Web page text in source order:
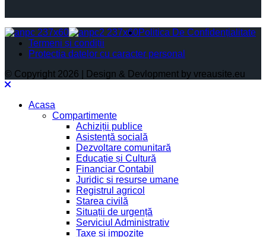
Politica De Confidențialitate
Termeni și condiții
Protectia datelor cu caracter personal
© Copyright 2026 | Design & Devlopment by vreausite.eu
Acasa
Compartimente
Achiziții publice
Asistență socială
Dezvoltare comunitară
Educație și Cultură
Financiar Contabil
Juridic si resurse umane
Registrul agricol
Starea civilă
Situații de urgență
Serviciul Administrativ
Taxe și impozite